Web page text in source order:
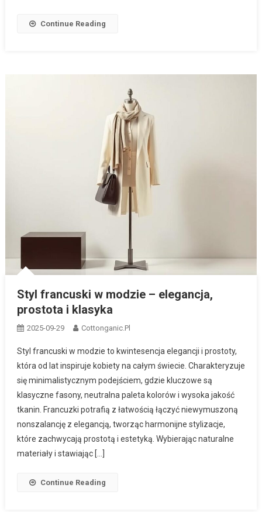
Continue Reading
Styl francuski w modzie – elegancja,
prostota i klasyka
2025-09-29 Cottonganic.pl
Styl francuski w modzie to kwintesencja elegancji i prostoty,
która od lat inspiruje kobiety na całym świecie. Charakteryzuje
się minimalistycznym podejściem, gdzie kluczowe są
klasyczne fasony, neutralna paleta kolorów i wysoka jakość
tkanin. Francuzki potrafią z łatwością łączyć niewymuszoną
nonszalancję z elegancją, tworząc harmonijne stylizacje,
które zachwycają prostotą i estetyką. Wybierając naturalne
materiały i stawiając […]
Continue Reading